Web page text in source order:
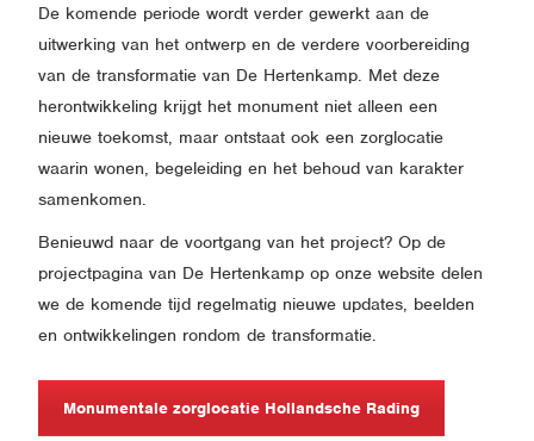
De komende periode wordt verder gewerkt aan de
uitwerking van het ontwerp en de verdere voorbereiding
van de transformatie van De Hertenkamp. Met deze
herontwikkeling krijgt het monument niet alleen een
nieuwe toekomst, maar ontstaat ook een zorglocatie
waarin wonen, begeleiding en het behoud van karakter
samenkomen.
Benieuwd naar de voortgang van het project? Op de
projectpagina van De Hertenkamp op onze website delen
we de komende tijd regelmatig nieuwe updates, beelden
en ontwikkelingen rondom de transformatie.
Monumentale zorglocatie Hollandsche Rading